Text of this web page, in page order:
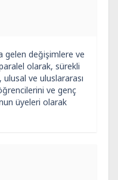
gelen değişimlere ve
olarak, sürekli
ve uluslararası
ve genç
üyeleri olarak